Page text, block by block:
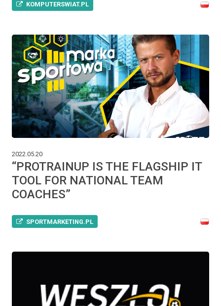
KOMPUTERSWIAT.PL
2022.05.20
“PROTRAINUP IS THE FLAGSHIP IT
TOOL FOR NATIONAL TEAM
COACHES”
SPORTMARKETING.PL